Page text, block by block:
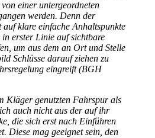
einer untergeordneten
werden. Denn der
auf klare einfache Anhaltspunkte
in erster Linie auf sichtbare
um aus dem an Ort und Stelle
Schlüsse darauf ziehen zu
eingreift (BGH
Kläger genutzten Fahrspur als
auch nicht aus der auf ihr
die sich erst nach Einführen
Diese mag geeignet sein, den